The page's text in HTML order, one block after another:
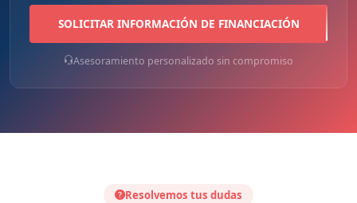
SOLICITAR INFORMACIÓN DE FINANCIACIÓN
Asesoramiento personalizado sin compromiso
Resolvemos tus dudas